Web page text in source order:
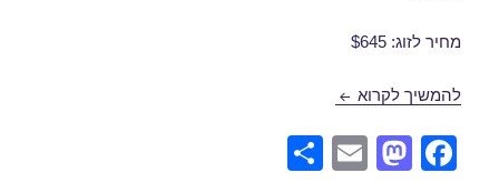
מחיר לזוג: $645
להמשיך לקרוא חבילות נופש לורנה ברגע האחרון 16/12/2018
F
M
E